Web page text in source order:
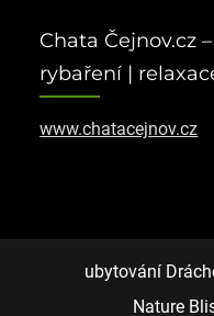
Chata Čejnov.cz
rybaření |
www.chatacejnov.cz
ubytování
Nature